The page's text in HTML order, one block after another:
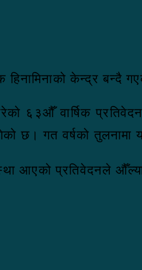
केन्द्र बन्दै
६३‍‌औँ वार्षिक
छ। गत वर्षको तुलनामा
आएको प्रतिवेदनले